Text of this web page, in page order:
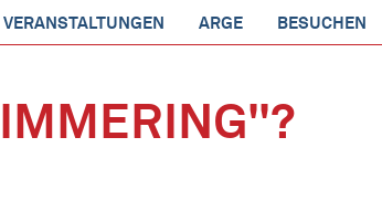
VERANSTALTUNGEN ARGE BESUCHEN